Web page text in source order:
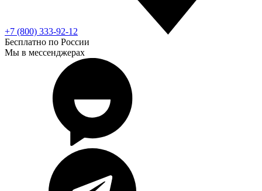
+7 (800) 333-92-12
Бесплатно по России
Мы в мессенджерах